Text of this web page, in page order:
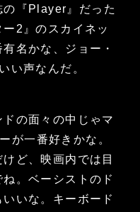
の『Player』だった
2』のスカイネッ
名かな、ジョー・
い声なんだ。
の面々の中じゃマ
が一番好きかな。
ど、映画内では目
。ベーシストのド
いな。キーボード